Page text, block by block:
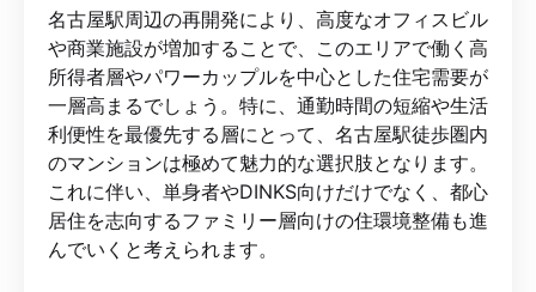
名古屋駅周辺の再開発により、高度なオフィスビル
や商業施設が増加することで、このエリアで働く高
所得者層やパワーカップルを中心とした住宅需要が
一層高まるでしょう。特に、通勤時間の短縮や生活
利便性を最優先する層にとって、名古屋駅徒歩圏内
のマンションは極めて魅力的な選択肢となります。
これに伴い、単身者やDINKS向けだけでなく、都心
居住を志向するファミリー層向けの住環境整備も進
んでいくと考えられます。